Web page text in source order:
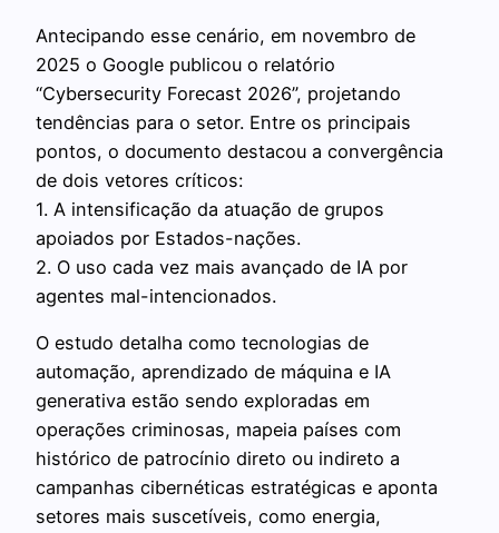
Antecipando esse cenário, em novembro de
2025 o Google publicou o relatório
“Cybersecurity Forecast 2026”, projetando
tendências para o setor. Entre os principais
pontos, o documento destacou a convergência
de dois vetores críticos:
1. A intensificação da atuação de grupos
apoiados por Estados-nações.
2. O uso cada vez mais avançado de IA por
agentes mal-intencionados.
O estudo detalha como tecnologias de
automação, aprendizado de máquina e IA
generativa estão sendo exploradas em
operações criminosas, mapeia países com
histórico de patrocínio direto ou indireto a
campanhas cibernéticas estratégicas e aponta
setores mais suscetíveis, como energia,